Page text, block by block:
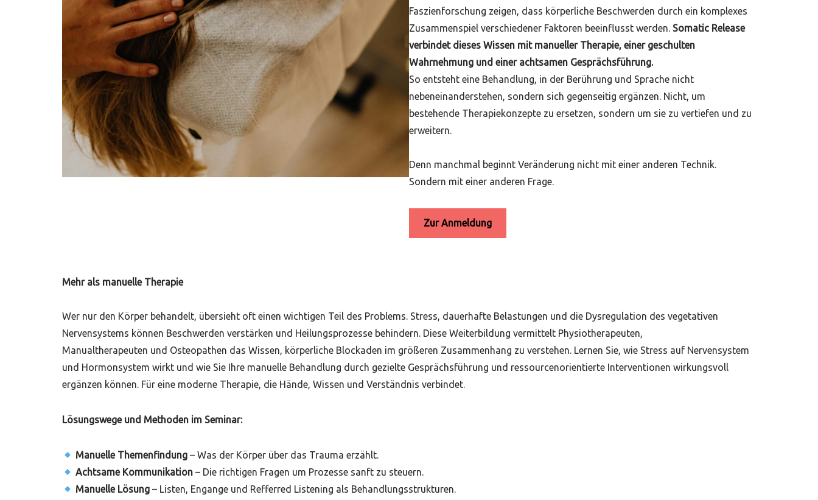
Faszienforschung zeigen, dass körperliche Beschwerden durch ein komplexes
Zusammenspiel verschiedener Faktoren beeinflusst werden. Somatic Release
verbindet dieses Wissen mit manueller Therapie, einer geschulten
Wahrnehmung und einer achtsamen Gesprächsführung.
So entsteht eine Behandlung, in der Berührung und Sprache nicht
nebeneinanderstehen, sondern sich gegenseitig ergänzen. Nicht, um
bestehende Therapiekonzepte zu ersetzen, sondern um sie zu vertiefen und zu
erweitern.
Denn manchmal beginnt Veränderung nicht mit einer anderen Technik.
Sondern mit einer anderen Frage.
Zur Anmeldung
Mehr als manuelle Therapie
Wer nur den Körper behandelt, übersieht oft einen wichtigen Teil des Problems. Stress, dauerhafte Belastungen und die Dysregulation des vegetativen
Nervensystems können Beschwerden verstärken und Heilungsprozesse behindern. Diese Weiterbildung vermittelt Physiotherapeuten,
Manualtherapeuten und Osteopathen das Wissen, körperliche Blockaden im größeren Zusammenhang zu verstehen. Lernen Sie, wie Stress auf Nervensystem
und Hormonsystem wirkt und wie Sie Ihre manuelle Behandlung durch gezielte Gesprächsführung und ressourcenorientierte Interventionen wirkungsvoll
ergänzen können. Für eine moderne Therapie, die Hände, Wissen und Verständnis verbindet.
Lösungswege und Methoden im Seminar:
Manuelle Themenfindung – Was der Körper über das Trauma erzählt.
Achtsame Kommunikation – Die richtigen Fragen um Prozesse sanft zu steuern.
Manuelle Lösung – Listen, Engange und Refferred Listening als Behandlungsstrukturen.